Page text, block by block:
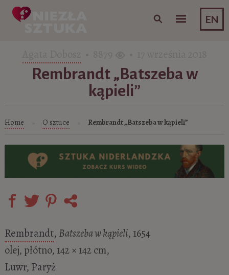
EN
Skip to content
Rembrandt „Batszeba w
kąpieli”
Home O sztuce Rembrandt „Batszeba w kąpieli”
Rembrandt, Batszeba w kąpieli, 1654
olej, płótno, 142 × 142 cm,
Luwr, Paryż